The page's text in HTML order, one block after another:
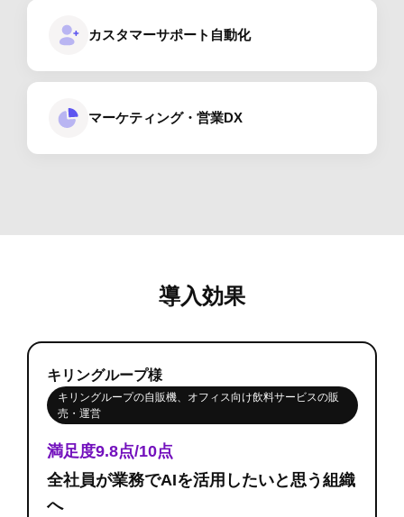
カスタマーサポート自動化
マーケティング・営業DX
導入効果
キリングループ様
キリングループの自販機、オフィス向け飲料サービスの販
売・運営
満足度9.8点/10点
全社員が業務でAIを活用したいと思う組織
へ